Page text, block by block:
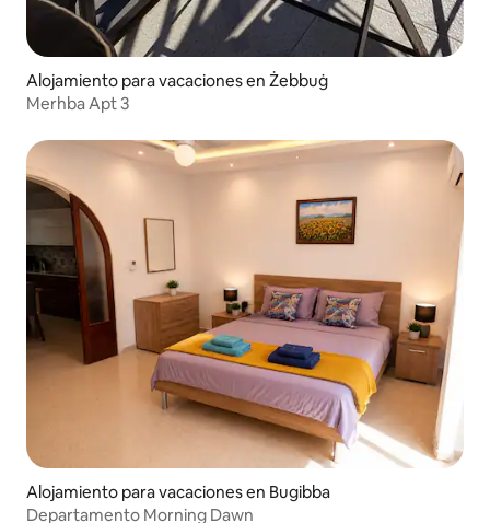
Alojamiento para vacaciones en Żebbuġ
Merhba Apt 3
Alojamiento para vacaciones en Bugibba
Departamento Morning Dawn